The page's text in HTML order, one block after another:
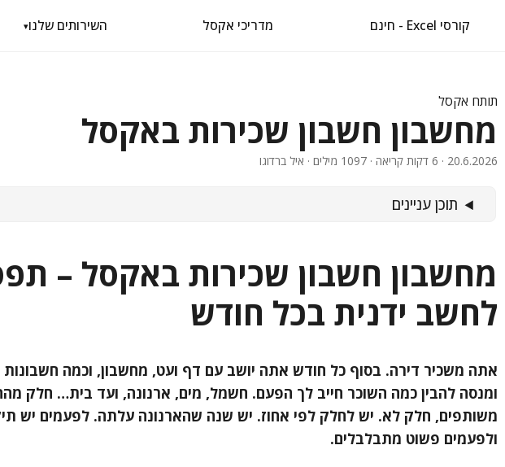
קורסי Excel - חינם מדריכי אקסל השירותים שלנו▾
תותח אקסל
מחשבון חשבון שכירות באקסל
20.6.2026 · 6 דקות קריאה · 1097 מילים · איל ברדוגו
תוכן עניינים
מחשבון חשבון שכירות באקסל –
לחשב ידנית בכל חודש
אתה משכיר דירה. בסוף כל חודש אתה יושב עם דף ועט, מחשבון, וכמה חשבונות
ומנסה להבין כמה השוכר חייב לך הפעם. חשמל, מים, ארנונה, ועד בית… חלק
משותפים, חלק לא. יש לחלק לפי אחוז. יש שנה שהארנונה עלתה. לפעמים יש
ולפעמים פשוט מתבלבלים.